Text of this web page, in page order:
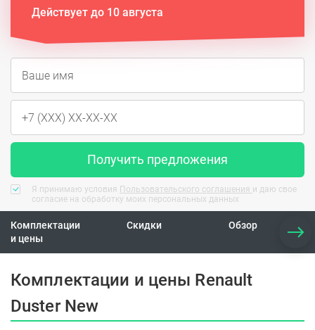
Действует до 10 августа
Получить предложения
Я принимаю условия Пользовательского соглашения и даю свое
согласие на обработку моих персональных данных
Комплектации
и цены
Скидки Обзор
Комплектации и цены Renault
Duster New